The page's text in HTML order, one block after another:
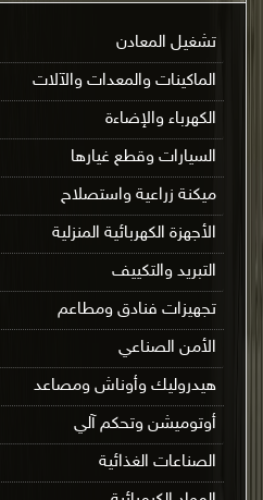
تشغيل المعادن
الماكينات والمعدات والآلات
الكهرباء والإضاءة
السيارات وقطع غيارها
ميكنة زراعية واستصلاح
الأجهزة الكهربائية المنزلية
التبريد والتكييف
تجهيزات فنادق ومطاعم
الأمن الصناعي
هيدروليك وأوناش ومصاعد
أوتوميشن وتحكم آلي
الصناعات الغذائية